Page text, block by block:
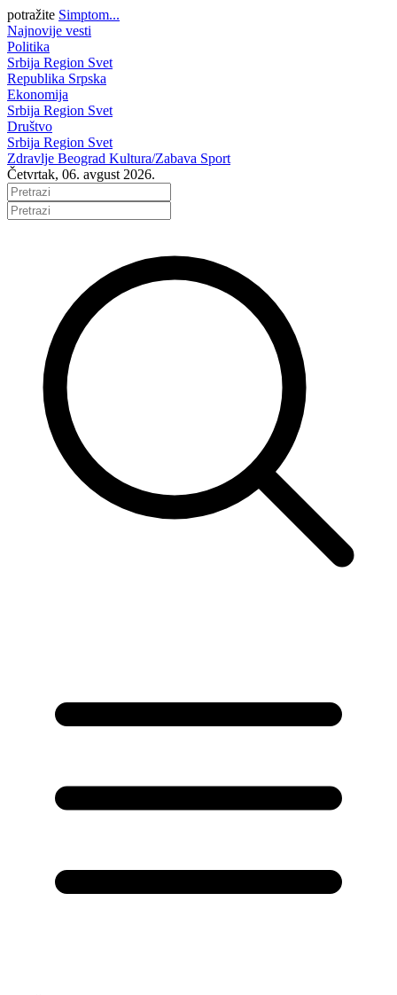
potražite Simptom...
Najnovije vesti
Politika
Srbija Region Svet
Republika Srpska
Ekonomija
Srbija Region Svet
Društvo
Srbija Region Svet
Zdravlje Beograd Kultura/Zabava Sport
Četvrtak, 06. avgust 2026.